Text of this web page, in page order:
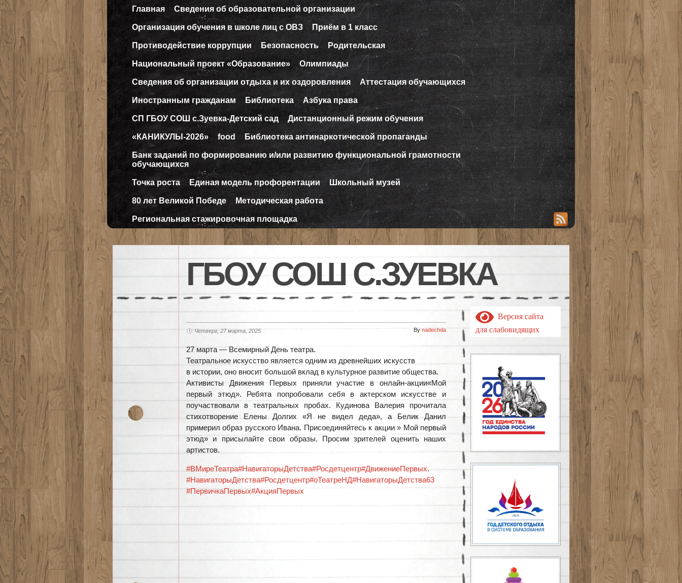
Главная Сведения об образовательной организации
Организация обучения в школе лиц с ОВЗ Приём в 1 класс
Противодействие коррупции Безопасность Родительская
Национальный проект «Образование» Олимпиады
Сведения об организации отдыха и их оздоровления Аттестация обучающихся
Иностранным гражданам Библиотека Азбука права
СП ГБОУ СОШ с.Зуевка-Детский сад Дистанционный режим обучения
«КАНИКУЛЫ-2026» food Библиотека антинаркотической пропаганды
Банк заданий по формированию и/или развитию функциональной грамотности
обучающихся
Точка роста Единая модель профорентации Школьный музей
80 лет Великой Победе Методическая работа
Региональная стажировочная площадка
ГБОУ СОШ С.ЗУЕВКА
By nadechda
Четверг, 27 марта, 2025
27 марта — Всемирный День театра.
Театральное искусство является одним из древнейших искусств
в истории, оно вносит большой вклад в культурное развитие общества.
Активисты Движения Первых приняли участие в онлайн-акции«Мой
первый этюд». Ребята попробовали себя в актерском искусстве и
поучаствовали в театральных пробах. Кудинова Валерия прочитала
стихотворение Елены Долгих «Я не видел деда», а Белик Данил
примерил образ русского Ивана. Присоединяйтесь к акции » Мой первый
этюд» и присылайте свои образы. Просим зрителей оценить наших
артистов.
#ВМиреТеатра#НавигаторыДетства#Росдетцентр#ДвижениеПервых.
#НавигаторыДетства#Росдетцентр#оТеатреНД#НавигаторыДетства63
#ПервичкаПервых#АкцияПервых
Версия сайта
для слабовидящих